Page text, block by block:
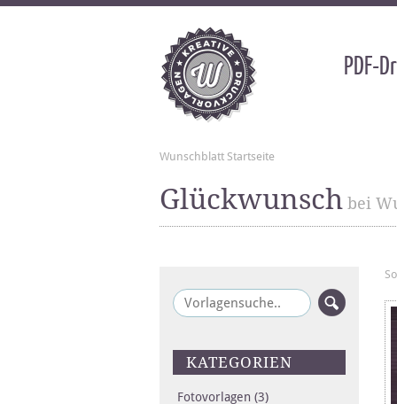
PDF-
Wunschblatt Startseite
Glückwunschbei
KATEGORIEN
Fotovorlagen (3)